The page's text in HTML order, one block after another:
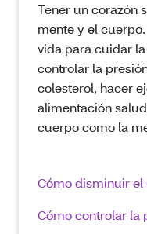
Tener un corazón
mente y el
vida para cuidar
controlar la
colesterol, hacer
alimentación
cuerpo como la
Cómo disminuir el
Cómo controlar la